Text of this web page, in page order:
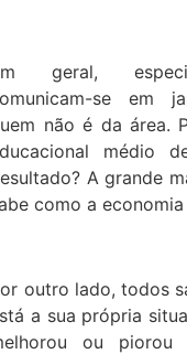
geral,
se em
não é da área.
médio
A grande
como a
outro lado, todos
a sua própria
ou